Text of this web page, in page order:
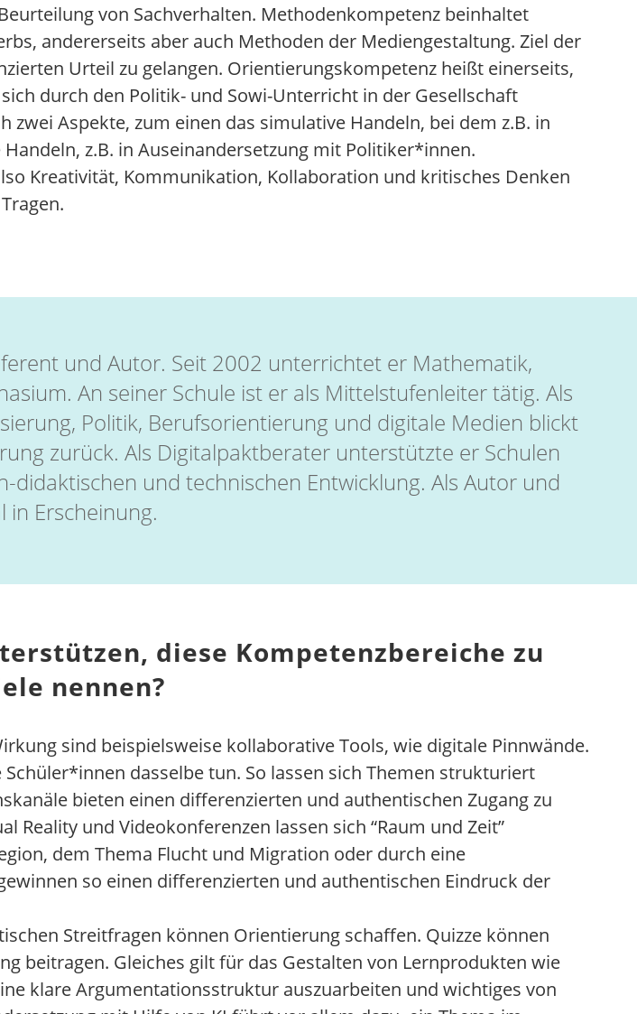
von Sachverhalten. Methodenkompetenz beinhaltet
andererseits aber auch Methoden der Mediengestaltung. Ziel der
Urteil zu gelangen. Orientierungskompetenz heißt einerseits,
durch den Politik- und Sowi-Unterricht in der Gesellschaft
Aspekte, zum einen das simulative Handeln, bei dem z.B. in
z.B. in Auseinandersetzung mit Politiker*innen.
Kreativität, Kommunikation, Kollaboration und kritisches Denken
und Autor. Seit 2002 unterrichtet er Mathematik,
An seiner Schule ist er als Mittelstufenleiter tätig. Als
Politik, Berufsorientierung und digitale Medien blickt
zurück. Als Digitalpaktberater unterstützte er Schulen
und technischen Entwicklung. Als Autor und
Erscheinung.
diese Kompetenzbereiche zu
nennen?
sind beispielsweise kollaborative Tools, wie digitale Pinnwände.
dasselbe tun. So lassen sich Themen strukturiert
bieten einen differenzierten und authentischen Zugang zu
Reality und Videokonferenzen lassen sich “Raum und Zeit”
dem Thema Flucht und Migration oder durch eine
so einen differenzierten und authentischen Eindruck der
Streitfragen können Orientierung schaffen. Quizze können
beitragen. Gleiches gilt für das Gestalten von Lernprodukten wie
klare Argumentationsstruktur auszuarbeiten und wichtiges von